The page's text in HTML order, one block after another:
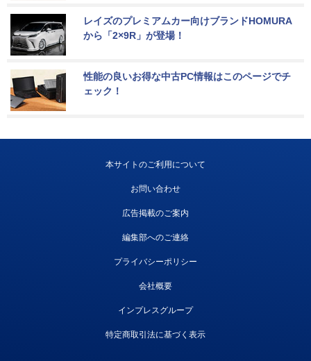
レイズのプレミアムカー向けブランドHOMURA
から「2×9R」が登場！
性能の良いお得な中古PC情報はこのページでチ
ェック！
本サイトのご利用について
お問い合わせ
広告掲載のご案内
編集部へのご連絡
プライバシーポリシー
会社概要
インプレスグループ
特定商取引法に基づく表示